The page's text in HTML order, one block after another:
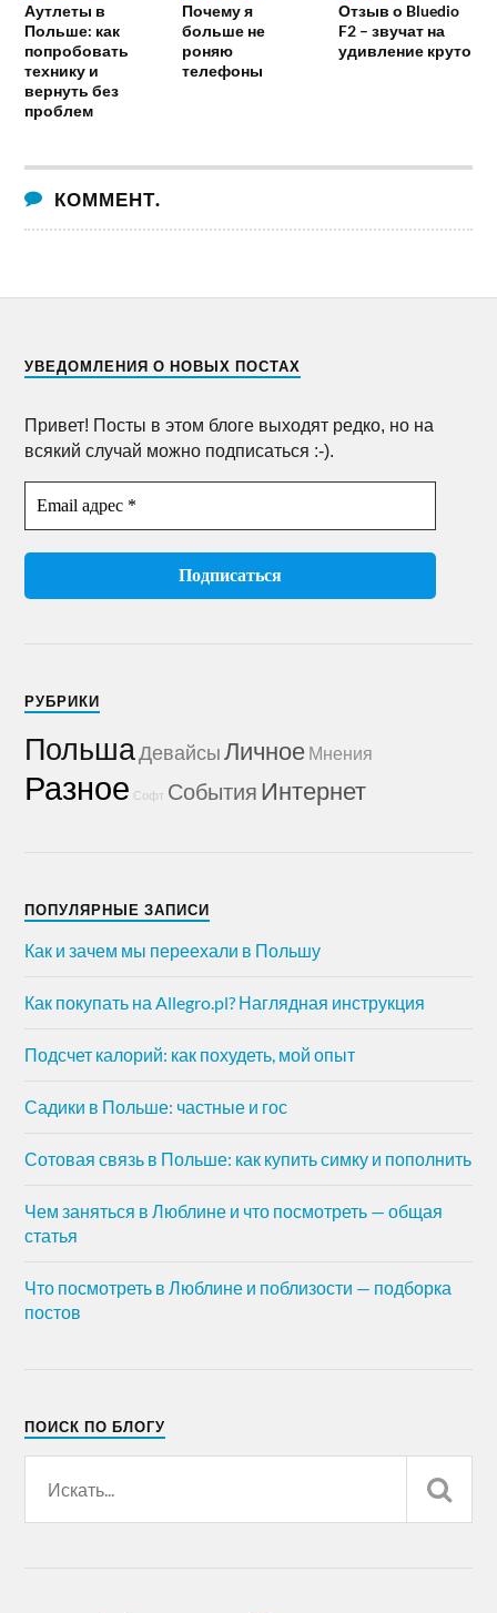
Аутлеты в
Польше: как
попробовать
технику и
вернуть без
проблем
Почему я
больше не
роняю
телефоны
Отзыв о Bluedio
F2 – звучат на
удивление круто
КОММЕНТ.
УВЕДОМЛЕНИЯ О НОВЫХ ПОСТАХ
Привет! Посты в этом блоге выходят редко, но на
всякий случай можно подписаться :-).
РУБРИКИ
ПольшаДевайсыЛичное Мнения
Разное Софт События Интернет
ПОПУЛЯРНЫЕ ЗАПИСИ
Как и зачем мы переехали в Польшу
Как покупать на Allegro.pl? Наглядная инструкция
Подсчет калорий: как похудеть, мой опыт
Садики в Польше: частные и гос
Сотовая связь в Польше: как купить симку и пополнить
Чем заняться в Люблине и что посмотреть — общая
статья
Что посмотреть в Люблине и поблизости — подборка
постов
ПОИСК ПО БЛОГУ